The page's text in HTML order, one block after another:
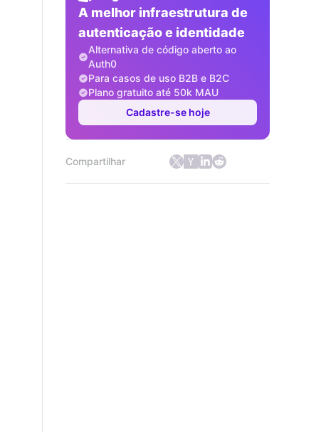
A melhor infraestrutura de
autenticação e identidade
Alternativa de código aberto ao
Auth0
Para casos de uso B2B e B2C
Plano gratuito até 50k MAU
Cadastre-se hoje
Compartilhar